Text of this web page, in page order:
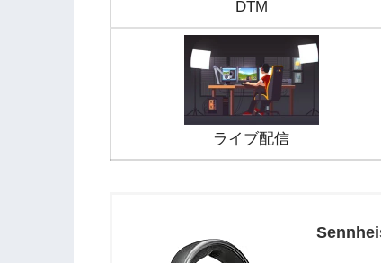
DTM
ライブ配信